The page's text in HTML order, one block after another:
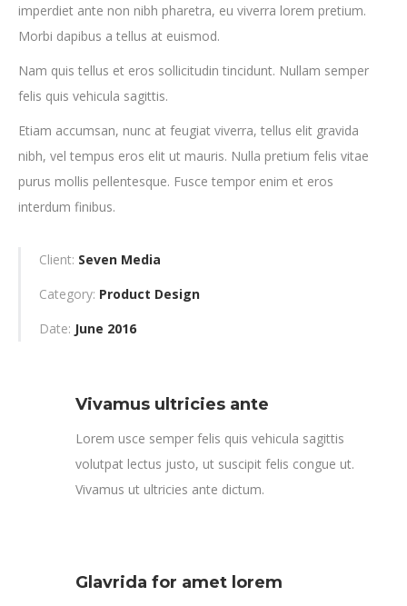
imperdiet ante non nibh pharetra, eu viverra lorem pretium.
Morbi dapibus a tellus at euismod.
Nam quis tellus et eros sollicitudin tincidunt. Nullam semper
felis quis vehicula sagittis.
Etiam accumsan, nunc at feugiat viverra, tellus elit gravida
nibh, vel tempus eros elit ut mauris. Nulla pretium felis vitae
purus mollis pellentesque. Fusce tempor enim et eros
interdum finibus.
Client: Seven Media
Category: Product Design
Date: June 2016
Vivamus ultricies ante
Lorem usce semper felis quis vehicula sagittis
volutpat lectus justo, ut suscipit felis congue ut.
Vivamus ut ultricies ante dictum.
Glavrida for amet lorem